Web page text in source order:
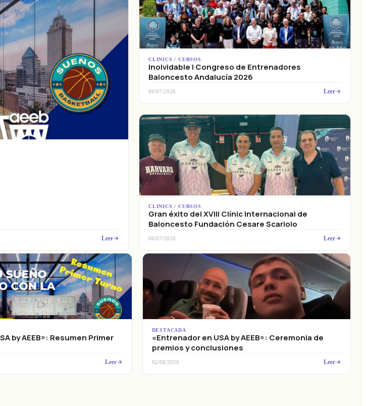
Leer
CLINICS / CURSOS
Inolvidable I Congreso de Entrenadores
Baloncesto Andalucía 2026
09/07/2026 Leer
CLINICS / CURSOS
Gran éxito del XVIII Clínic Internacional de
Baloncesto Fundación Cesare Scariolo
06/07/2026 Leer
by AEEB»: Resumen Primer
Leer
DESTACADA
«Entrenador en USA by AEEB»: Ceremonia de
premios y conclusiones
02/08/2026 Leer